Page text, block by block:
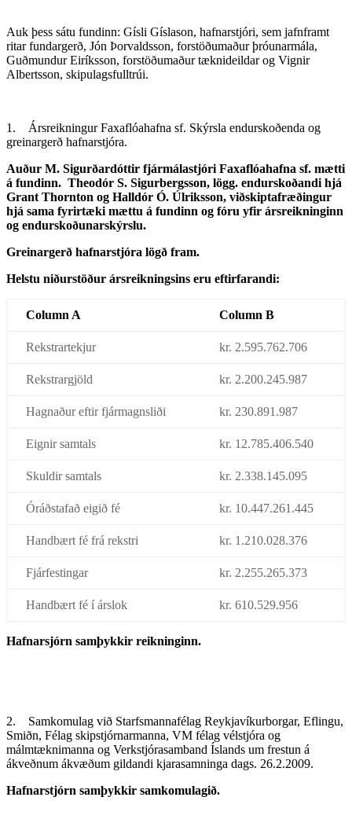
Auk þess sátu fundinn: Gísli Gíslason, hafnarstjóri, sem jafnframt
ritar fundargerð, Jón Þorvaldsson, forstöðumaður þróunarmála,
Guðmundur Eiríksson, forstöðumaður tæknideildar og Vignir
Albertsson, skipulagsfulltrúi.
1. Ársreikningur Faxaflóahafna sf. Skýrsla endurskoðenda og
greinargerð hafnarstjóra.
Auður M. Sigurðardóttir fjármálastjóri Faxaflóahafna sf. mætti
á fundinn. Theodór S. Sigurbergsson, lögg. endurskoðandi hjá
Grant Thornton og Halldór Ó. Úlriksson, viðskiptafræðingur
hjá sama fyrirtæki mættu á fundinn og fóru yfir ársreikninginn
og endurskoðunarskýrslu.
Greinargerð hafnarstjóra lögð fram.
Helstu niðurstöður ársreikningsins eru eftirfarandi:
Column A Column B
Rekstrartekjur kr. 2.595.762.706
Rekstrargjöld kr. 2.200.245.987
Hagnaður eftir fjármagnsliði kr. 230.891.987
Eignir samtals kr. 12.785.406.540
Skuldir samtals kr. 2.338.145.095
Óráðstafað eigið fé kr. 10.447.261.445
Handbært fé frá rekstri kr. 1.210.028.376
Fjárfestingar kr. 2.255.265.373
Handbært fé í árslok kr. 610.529.956
Hafnarsjórn samþykkir reikninginn.
2. Samkomulag við Starfsmannafélag Reykjavíkurborgar, Eflingu,
Smiðn, Félag skipstjórnarmanna, VM félag vélstjóra og
málmtæknimanna og Verkstjórasamband Íslands um frestun á
ákveðnum ákvæðum gildandi kjarasamninga dags. 26.2.2009.
Hafnarstjórn samþykkir samkomulagið.